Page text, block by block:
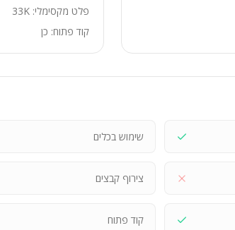
פלט מקסימלי: 33K
קוד פתוח: כן
שימוש בכלים
צירוף קבצים
קוד פתוח